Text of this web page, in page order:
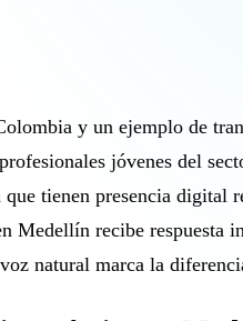
y un ejemplo de
jóvenes del
tienen presencia digital
Medellín recibe respuesta
natural marca la